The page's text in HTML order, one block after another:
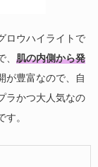
ロウハイライトで
肌の内側から発
が豊富なので、自
ラかつ大人気なの
す。